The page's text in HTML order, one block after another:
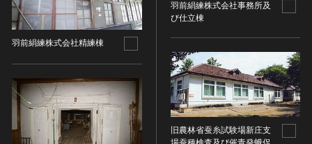
羽前絹練株式会社精練棟
羽前絹練株式会社事務所及
び仕立棟
旧農林省蚕糸試験場新庄支
大正 [日本]
昭和以降 [日本]
昭和 [日本]
平成 [日本]
令和 [日本]
旧石器 [朝鮮半島]
新石器 [朝鮮半島]
東洋画(日本画を除く)
その他
版画
木版画
銅版画
リトグラフ（石版画）
シルクスクリーン
指定区分を選択
国宝
重要無形文化財
登録無形文化財
記録作成等の措置を講ずべき無形文化財
メディア（動画等）
メディア（動画等）を選択
動画
高画質画像
画像ライセンス
画像ライセンスを選択